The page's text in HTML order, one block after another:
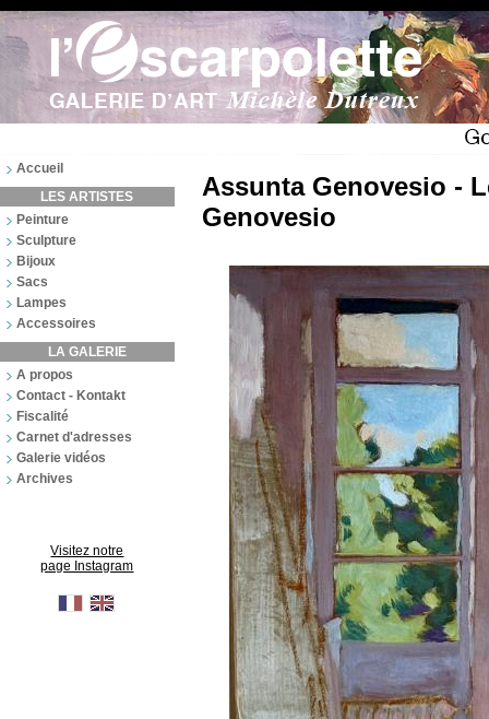
Accueil
LES ARTISTES
Peinture
Sculpture
Bijoux
Sacs
Lampes
Accessoires
LA GALERIE
A propos
Contact - Kontakt
Fiscalité
Carnet d'adresses
Galerie vidéos
Archives
Visitez notre
page Instagram
Assunta Genovesio -
Genovesio